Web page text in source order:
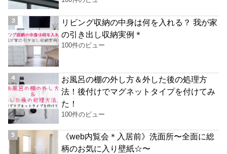
リビング収納の中身は何を入れる？ 我が家
の引き出し収納実例＊
100件のビュー
お風呂の棚の外し方＆外した後の処理方
法！後付けでマグネットタイプを付けてみ
た！
100件のビュー
《web内覧会＊入居前》洗面所〜全面に総
柄のお気に入り壁紙☆〜